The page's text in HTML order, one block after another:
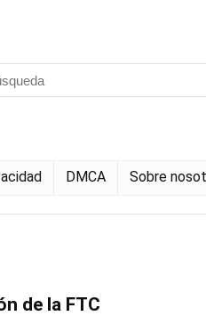
DMCA Sobre
de la FTC